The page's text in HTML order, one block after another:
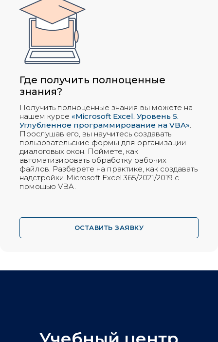
Где получить полноценные
знания?
Получить полноценные знания вы можете на
нашем курсе «Microsoft Excel. Уровень 5.
Углубленное программирование на VBA».
Прослушав его, вы научитесь создавать
пользовательские формы для организации
диалоговых окон. Поймете, как
автоматизировать обработку рабочих
файлов. Разберете на практике, как создавать
надстройки Microsoft Excel 365/2021/2019 c
помощью VBA.
ОСТАВИТЬ ЗАЯВКУ